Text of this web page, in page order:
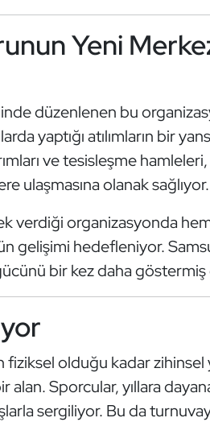
Yeni
düzenlenen bu
yaptığı atılımların bir
ve tesisleşme
ulaşmasına olanak sağlıyor.
verdiği organizasyonda
gelişimi hedefleniyor.
bir kez daha
olduğu kadar zihinsel
alan. Sporcular, yıllara
sergiliyor. Bu da